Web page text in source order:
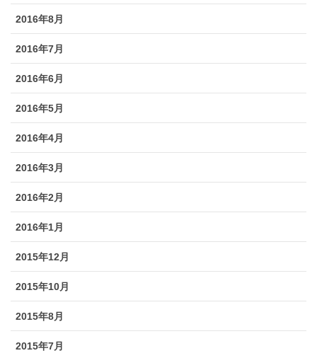
2016年8月
2016年7月
2016年6月
2016年5月
2016年4月
2016年3月
2016年2月
2016年1月
2015年12月
2015年10月
2015年8月
2015年7月